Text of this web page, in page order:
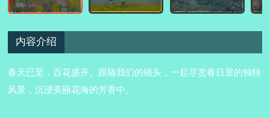
内容介绍
春天已至，百花盛开。跟随我们的镜头，一起尽赏春日里的独特
风景，沉浸美丽花海的芳香中。